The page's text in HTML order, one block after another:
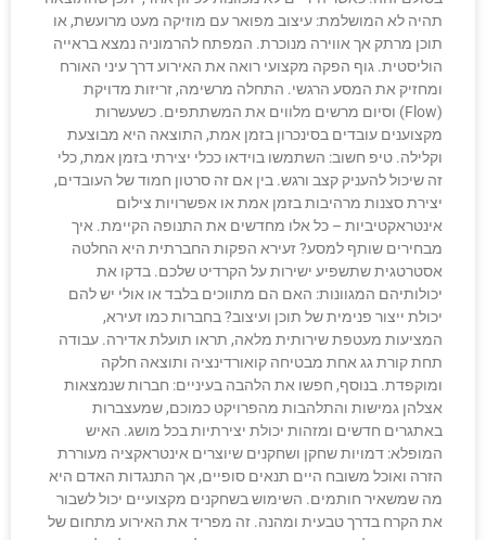
תהיה לא המושלמת: עיצוב מפואר עם מוזיקה מעט מרועשת, או
תוכן מרתק אך אווירה מנוכרת. המפתח להרמוניה נמצא בראייה
הוליסטית. גוף הפקה מקצועי רואה את האירוע דרך עיני האורח
ומחזיק את המסע הרגשי. התחלה מרשימה, זריזות מדויקת
(Flow) וסיום מרשים מלווים את המשתתפים. כשעשרות
מקצוענים עובדים בסינכרון בזמן אמת, התוצאה היא מבוצעת
וקלילה. טיפ חשוב: השתמשו בוידאו ככלי יצירתי בזמן אמת, כלי
זה שיכול להעניק קצב ורגש. בין אם זה סרטון חמוד של העובדים,
יצירת סצנות מרהיבות בזמן אמת או אפשרויות צילום
אינטראקטיביות – כל אלו מחדשים את התנופה הקיימת. איך
מבחירים שותף למסע? זעירא הפקות החברתית היא החלטה
אסטרטגית שתשפיע ישירות על הקרדיט שלכם. בדקו את
יכולותיהם המגוונות: האם הם מתווכים בלבד או אולי יש להם
יכולת ייצור פנימית של תוכן ועיצוב? בחברות כמו זעירא,
המציעות מעטפת שירותית מלאה, תראו תועלת אדירה. עבודה
תחת קורת גג אחת מבטיחה קואורדינציה ותוצאה חלקה
ומוקפדת. בנוסף, חפשו את הלהבה בעיניים: חברות שנמצאות
אצלהן גמישות והתלהבות מהפרויקט כמוכם, שמעצברות
באתגרים חדשים ומזהות יכולת יצירתיות בכל מושג. האיש
המופלא: דמויות שחקן ושחקנים שיוצרים אינטראקציה מעוררת
הזרה ואוכל משובח היים תנאים סופיים, אך התנגדות האדם היא
מה שמשאיר חותמים. השימוש בשחקנים מקצועיים יכול לשבור
את הקרח בדרך טבעית ומהנה. זה מפריד את האירוע מתחום של